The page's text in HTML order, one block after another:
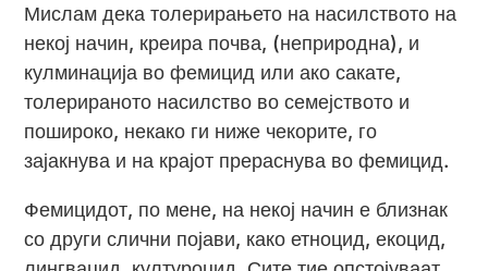
Мислам дека толерирањето на насилството на
некој начин, креира почва, (неприродна), и
кулминација во фемицид или ако сакате,
толерираното насилство во семејството и
пошироко, некако ги ниже чекорите, го
зајакнува и на крајот прераснува во фемицид.
Фемицидот, по мене, на некој начин е близнак
со други слични појави, како етноцид, екоцид,